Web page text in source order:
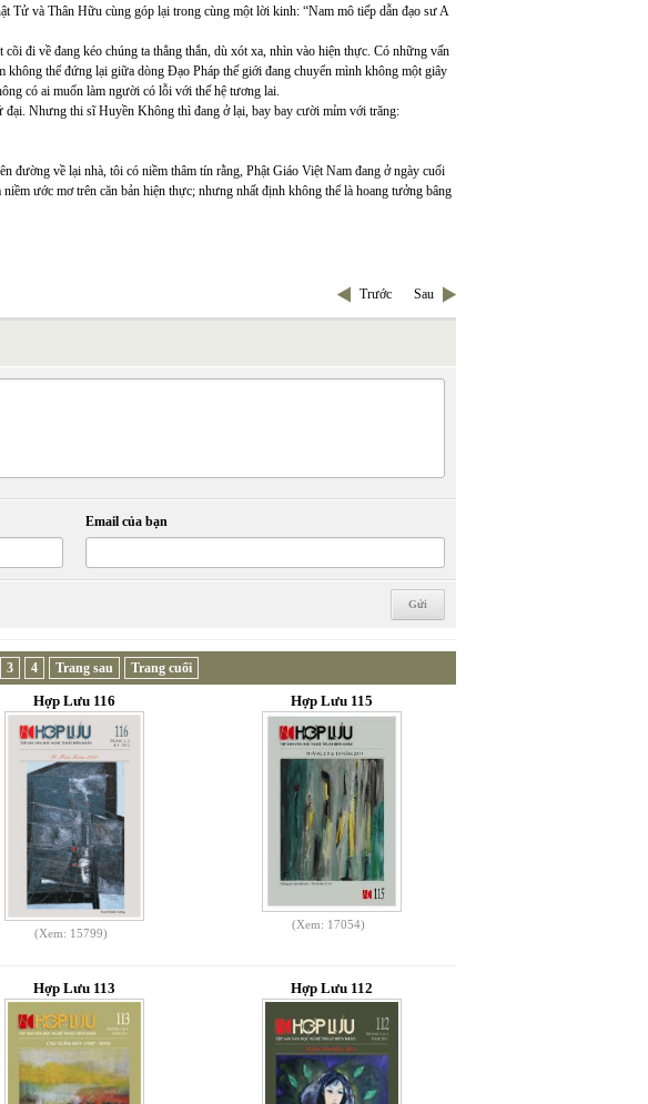
Tử và Thân Hữu cùng góp lại trong cùng một lời kinh: “Nam mô tiếp dẫn đạo sư A
đi về đang kéo chúng ta thẳng thắn, dù xót xa, nhìn vào hiện thực. Có những vấn
không thể đứng lại giữa dòng Đạo Pháp thế giới đang chuyển mình không một giây
có ai muốn làm người có lỗi với thế hệ tương lai.
Nhưng thi sĩ Huyền Không thì đang ở lại, bay bay cười mỉm với trăng:
đường về lại nhà, tôi có niềm thâm tín rằng, Phật Giáo Việt Nam đang ở ngày cuối
ước mơ trên căn bản hiện thực; nhưng nhất định không thể là hoang tưởng bâng
Trước Sau
Email của bạn
3 4 Trang sau Trang cuối
Hợp Lưu 116
(Xem: 15799)
Hợp Lưu 115
(Xem: 17054)
Hợp Lưu 113 Hợp Lưu 112